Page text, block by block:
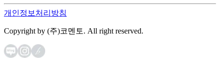
개인정보처리방침
Copyright by (주)코멘토. All right reserved.